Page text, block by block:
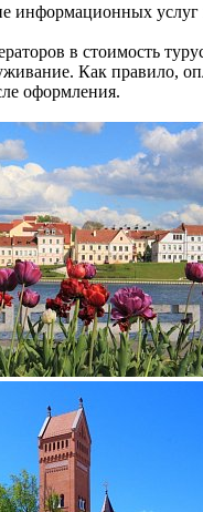
информационных услуг
в стоимость
Как правило,
оформления.